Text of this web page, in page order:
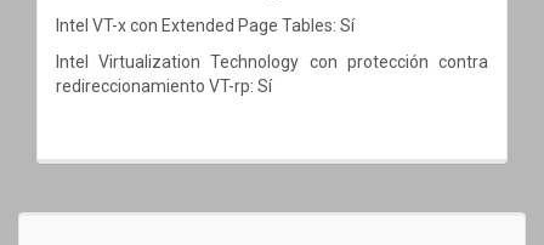
Intel VT-x con Extended Page Tables: Sí
Intel Virtualization Technology con protección contra
redireccionamiento VT-rp: Sí